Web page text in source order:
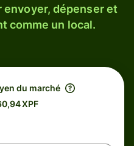
dépenser et
comme un local.
du marché
XPF